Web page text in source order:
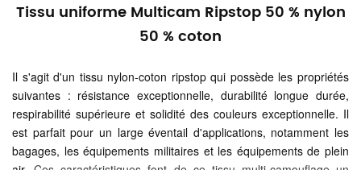
Tissu uniforme Multicam Ripstop 50 % nylon
50 % coton
Il s'agit d'un tissu nylon-coton ripstop qui possède les propriétés
suivantes : résistance exceptionnelle, durabilité longue durée,
respirabilité supérieure et solidité des couleurs exceptionnelle. Il
est parfait pour un large éventail d'applications, notamment les
bagages, les équipements militaires et les équipements de plein